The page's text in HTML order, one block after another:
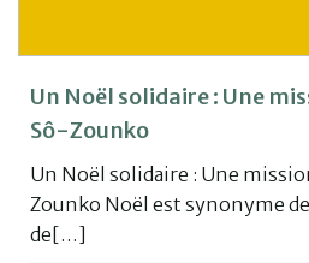
Un Noël solidaire : Une
Sô-Zounko
Un Noël solidaire : Une
Zounko Noël est synonyme
de[…]